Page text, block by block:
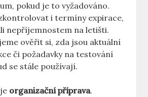
pokud je to‍ vyžadováno.
i termíny expirace,
nepříjemnostem​ na ⁤letišti.
ověřit si, zda jsou⁢ aktuální
či požadavky na testování
se stále používají.
organizační příprava.